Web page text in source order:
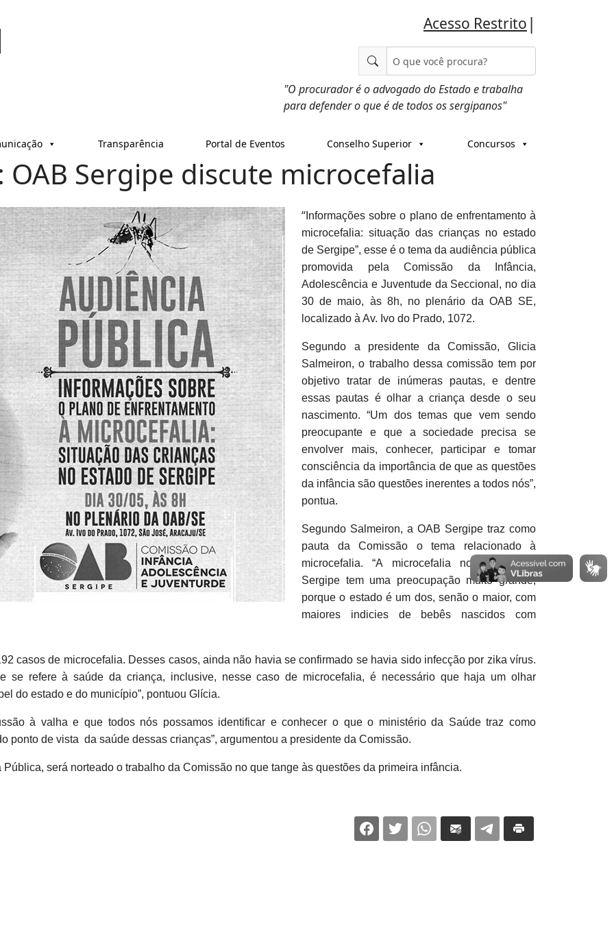
Acesso Restrito |
"O procurador é o advogado do Estado e trabalha
para defender o que é de todos os sergipanos"
Transparência Portal de Eventos Conselho Superior Concursos
Sergipe discute microcefalia
“ Informações sobre o plano de enfrentamento à
microcefalia: situação das crianças no estado
de Sergipe”, esse é o tema da audiência pública
promovida pela Comissão da Infância,
Adolescência e Juventude da Seccional, no dia
30 de maio, às 8h, no plenário da OAB SE,
localizado à Av. Ivo do Prado, 1072.
Segundo a presidente da Comissão, Glicia
Salmeiron, o trabalho dessa comissão tem por
objetivo tratar de inúmeras pautas, e dentre
essas pautas é olhar a criança desde o seu
nascimento. “Um dos temas que vem sendo
preocupante e que a sociedade precisa se
envolver mais, conhecer, participar e tomar
consciência da importância de que as questões
da infância são questões inerentes a todos nós”,
pontua.
Segundo Salmeiron, a OAB Sergipe traz como
pauta da Comissão o tema relacionado à
microcefalia. “A microcefalia no estado de
Sergipe tem uma preocupação muito grande,
porque o estado é um dos, senão o maior, com
maiores indicies de bebês nascidos com
casos de microcefalia. Desses casos, ainda não havia se confirmado se havia sido infecção por zika vírus.
se refere à saúde da criança, inclusive, nesse caso de microcefalia, é necessário que haja um olhar
do estado e do município”, pontuou Glícia.
à valha e que todos nós possamos identificar e conhecer o que o ministério da Saúde traz como
ponto de vista da saúde dessas crianças”, argumentou a presidente da Comissão.
será norteado o trabalho da Comissão no que tange às questões da primeira infância.